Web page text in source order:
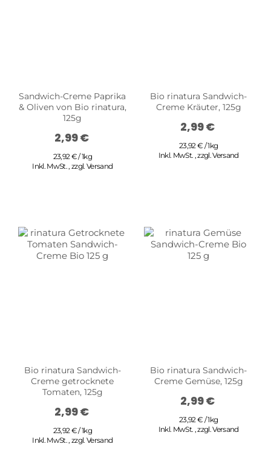
Sandwich-Creme Paprika
& Oliven von Bio rinatura,
125g
2,99 €
23,92 € / 1kg
Inkl. MwSt. ,zzgl.Versand
Bio rinatura Sandwich-
Creme Kräuter, 125g
2,99 €
23,92 € / 1kg
Inkl. MwSt. ,zzgl.Versand
Bio rinatura Sandwich-
Creme getrocknete
Tomaten, 125g
2,99 €
23,92 € / 1kg
Inkl. MwSt.,zzgl.Versand
Bio rinatura Sandwich-
Creme Gemüse, 125g
2,99 €
23,92 € / 1kg
Inkl. MwSt. ,zzgl.Versand